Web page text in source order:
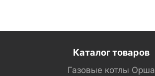
Каталог товаров
Газовые котлы Орша